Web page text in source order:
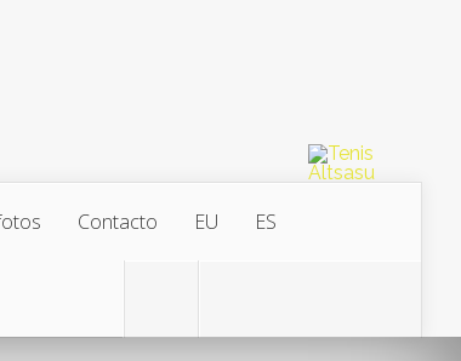
Contacto EU ES